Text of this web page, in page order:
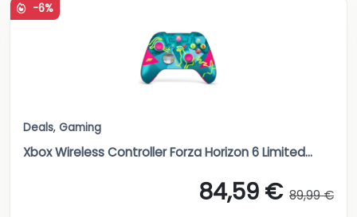
-6%
Deals, Gaming
Xbox Wireless Controller Forza Horizon 6 Limited...
84,59 € 89,99 €